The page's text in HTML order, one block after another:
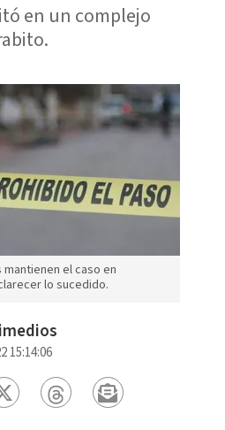
en un complejo
el caso en
lo sucedido.
15:14:06